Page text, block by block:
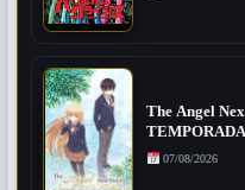
The Angel
07/08/2026